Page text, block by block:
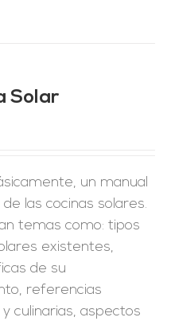
Solar
un manual
las cocinas solares.
temas como: tipos
existentes,
de su
referencias
culinarias, aspectos